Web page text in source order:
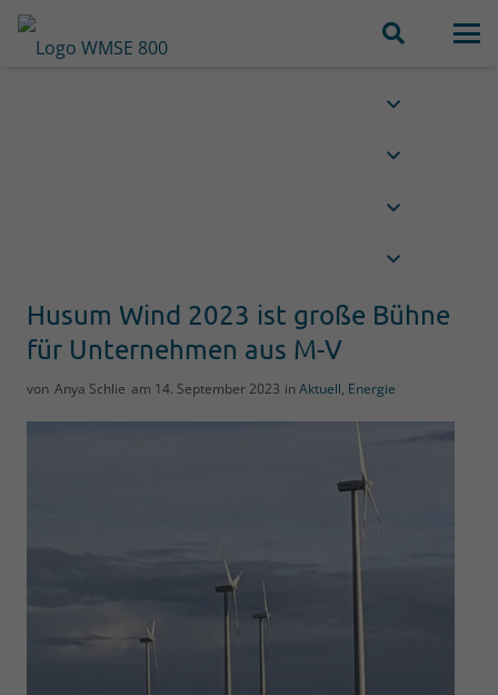
Husum Wind 2023 ist große Bühne
für Unternehmen aus M-V
von Anya Schlie am 14. September 2023 inAktuell, Energie